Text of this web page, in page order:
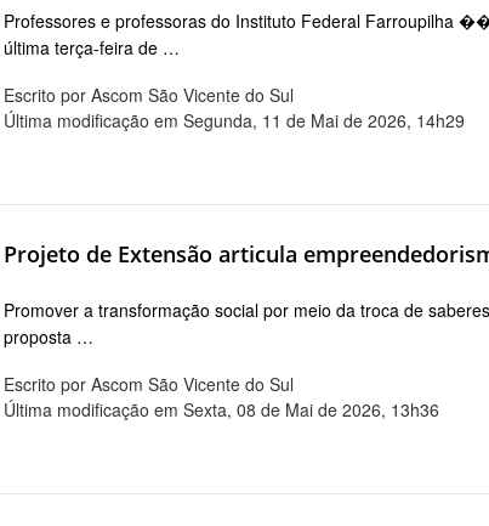
Professores e professoras do Instituto Federal Farroupilha
última terça-feira de …
Escrito por Ascom São Vicente do Sul
Última modificação em Segunda, 11 de Mai de 2026, 14h29
Projeto de Extensão articula
Promover a transformação social por meio da troca de
proposta …
Escrito por Ascom São Vicente do Sul
Última modificação em Sexta, 08 de Mai de 2026, 13h36